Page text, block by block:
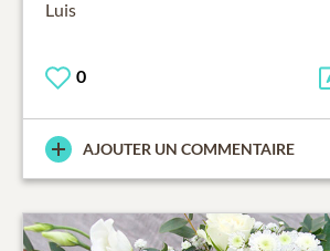
Luis
0
AJOUTER UN COMMENTAIRE